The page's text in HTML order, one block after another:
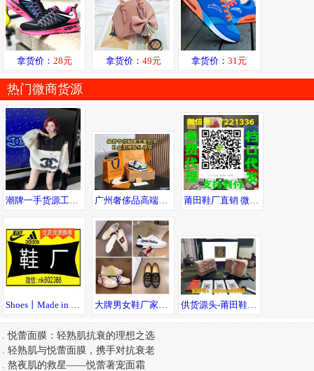
拿货价： 28元 拿货价： 49元 拿货价：31元
热门微商货源
潮牌一手货源工厂直销全国免费招代理七天无理由退换诚接批发淘宝供货 广州奢侈品高端。男鞋，包包，手表，工厂，可一件代发，可发送全国。 莆田鞋厂直销 微商货源运动鞋潮服，免费代理一件代发
Shoes丨Made in China丨莆田鞋厂丨无理由退货 大牌男女鞋厂家代购级广州实力工厂批发 一件发 供货源头-莆田鞋40起-衣服15起-全场包邮-七天无理由退货
.悦蕾面膜：轻熟肌抗衰的理想之选
.轻熟肌与悦蕾面膜，携手对抗衰老
.熬夜肌的救星——悦蕾著宠面霜